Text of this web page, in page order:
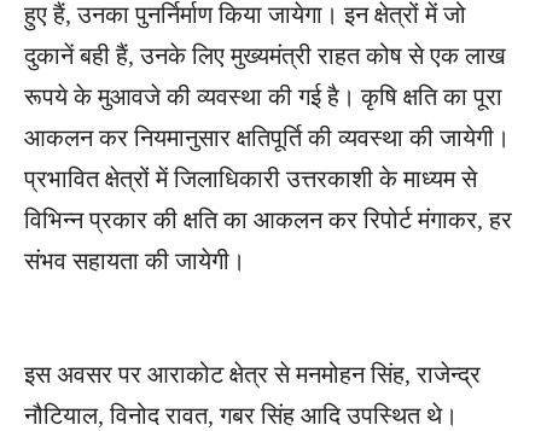
हुए हैं, उनका पुनर्निर्माण किया जायेगा। इन क्षेत्रों में जो
दुकानें बही हैं, उनके लिए मुख्यमंत्री राहत कोष से एक लाख
रूपये के मुआवजे की व्यवस्था की गई है। कृषि क्षति का पूरा
आकलन कर नियमानुसार क्षतिपूर्ति की व्यवस्था की जायेगी।
प्रभावित क्षेत्रों में जिलाधिकारी उत्तरकाशी के माध्यम से
विभिन्न प्रकार की क्षति का आकलन कर रिपोर्ट मंगाकर, हर
संभव सहायता की जायेगी।
इस अवसर पर आराकोट क्षेत्र से मनमोहन सिंह, राजेन्द्र
नौटियाल, विनोद रावत, गबर सिंह आदि उपस्थित थे।